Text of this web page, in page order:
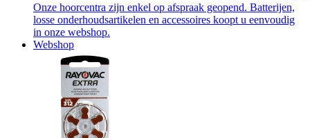
Onze hoorcentra zijn enkel op afspraak geopend. Batterijen,
losse onderhoudsartikelen en accessoires koopt u eenvoudig
in onze webshop.
Webshop